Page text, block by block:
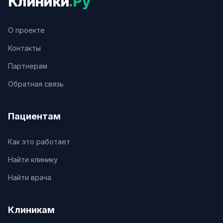
О проекте
Контакты
Партнерам
Обратная связь
Пациентам
Как это работает
Найти клинику
Найти врача
Клиникам